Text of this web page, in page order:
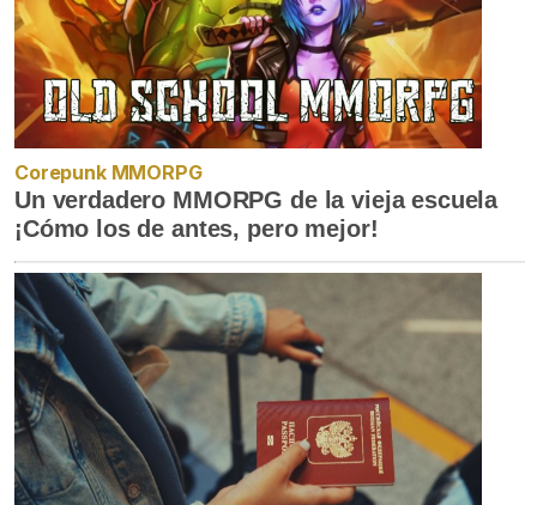
Corepunk MMORPG
Un verdadero MMORPG de la vieja escuela
¡Cómo los de antes, pero mejor!